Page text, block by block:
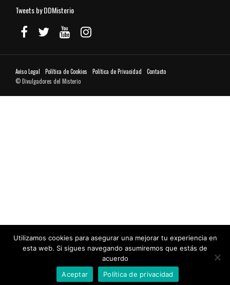
Tweets by DDMisterio
Aviso Legal Política de Cookies Política de Privacidad
Contacto
© Divulgadores del Misterio
Utilizamos cookies para asegurar una mejorar tu experiencia en
esta web. Si sigues navegando asumiremos que estás de
acuerdo
Aceptar
Política de privacidad